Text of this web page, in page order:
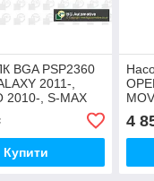
BGA PSP2360
2011-,
2010-, S-MAX
Купити
4